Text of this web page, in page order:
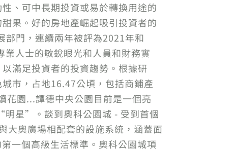
、可中長期投資或易於轉換用途的
果。好的房地產崛起吸引投資者的
門，連續兩年被評為2021年和
人士的敏銳眼光和人員和財務實
滿足投資者的投資趨勢。根據研
市，占地16.47公頃，包括商鋪產
花園...譚德中央公園目前是一個亮
明星”。談到奧科公園城 - 受到首個
大奧廣場相配套的設施系統，涵蓋面
一個高級生活標準。奧科公園城項